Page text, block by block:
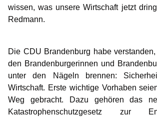
wissen, was unsere Wirtschaft jetzt
Redmann.
Die CDU Brandenburg habe
den Brandenburgerinnen und
unter den Nägeln brennen:
Wirtschaft. Erste wichtige Vorhaben
Weg gebracht. Dazu gehören das
Katastrophenschutzgesetz zur